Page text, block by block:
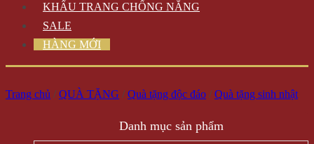
KHẨU TRANG CHỐNG NẮNG
SALE
HÀNG MỚI
Trang chủ / QUÀ TẶNG / Quà tặng độc đáo / Quà tặng sinh nhật
Danh mục sản phẩm